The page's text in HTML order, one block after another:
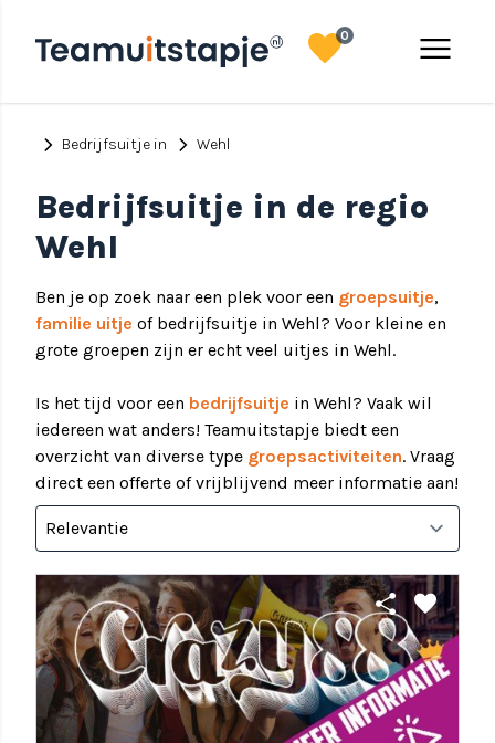
menu
favorite0
chevron_right Bedrijfsuitje in chevron_right Wehl
Bedrijfsuitje in de regio
Wehl
Ben je op zoek naar een plek voor een groepsuitje,
familie uitje of bedrijfsuitje in Wehl? Voor kleine en
grote groepen zijn er echt veel uitjes in Wehl.
Is het tijd voor een bedrijfsuitje in Wehl? Vaak wil
iedereen wat anders! Teamuitstapje biedt een
overzicht van diverse type groepsactiviteiten. Vraag
direct een offerte of vrijblijvend meer informatie aan!
share favorite